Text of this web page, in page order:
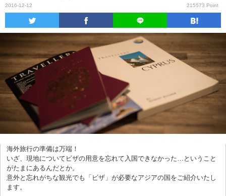
2016-12-12 215573 Point
海外旅行の準備は万端！
いざ、現地についてビザの用意を忘れて入国できなかった…ということ
がたまにあるんだとか。
意外と忘れがちな観光でも「ビザ」が必要なアジアの国をご紹介いたし
ます。